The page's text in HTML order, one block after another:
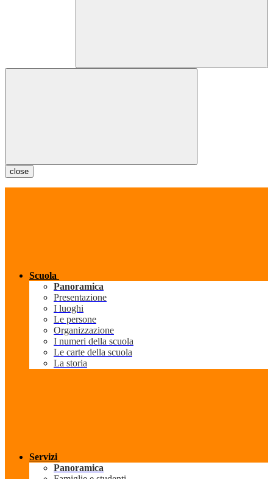
close
Scuola
Panoramica
Presentazione
I luoghi
Le persone
Organizzazione
I numeri della scuola
Le carte della scuola
La storia
Servizi
Panoramica